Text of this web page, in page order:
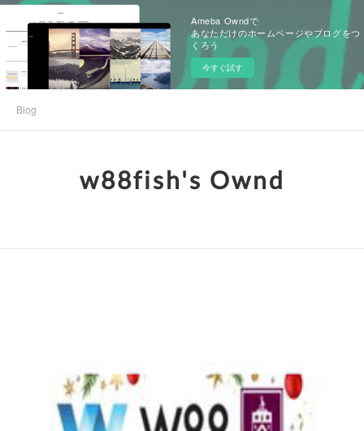
Ameba Owndで
あなただけのホームページやブログをつ
くろう
今すぐ試す
Blog
w88fish's Ownd